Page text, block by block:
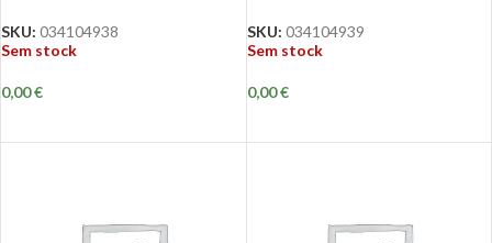
SKU: 034104938
Sem stock
0,00€
SKU: 034104939
Sem stock
0,00€